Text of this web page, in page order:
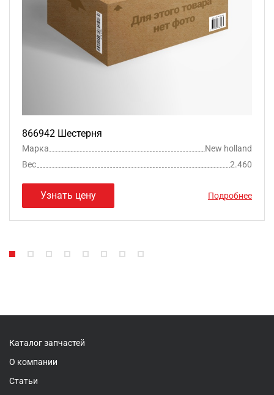
866942 Шестерня
Марка
New holland
Вес
2.460
Узнать цену Подробнее
Каталог запчастей
О компании
Статьи